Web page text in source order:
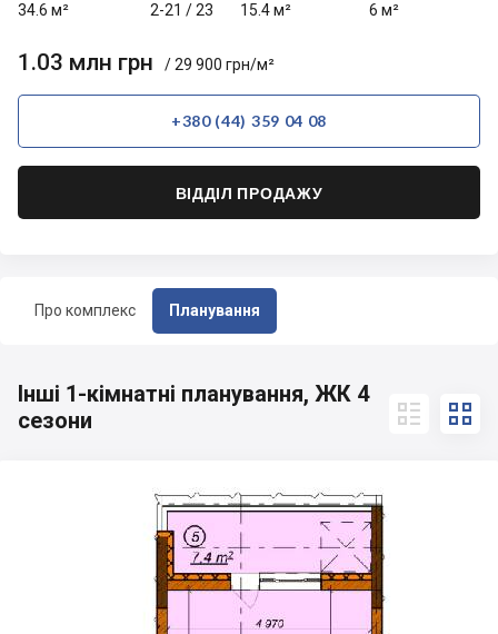
Про комплекс Планування
34.6 м² 2-21 /23 15.4 м² 6 м²
1.03 млн грн / 29 900 грн/м²
+380 (44) 359 04 08
ВІДДІЛ ПРОДАЖУ
Інші 1-кімнатні планування, ЖК 4
сезони
 